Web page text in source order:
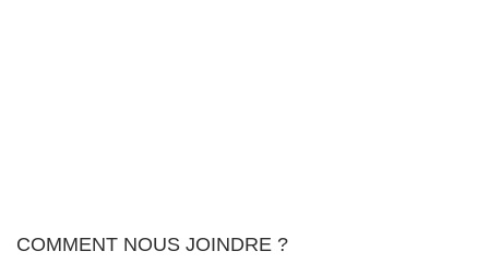
COMMENT NOUS JOINDRE ?